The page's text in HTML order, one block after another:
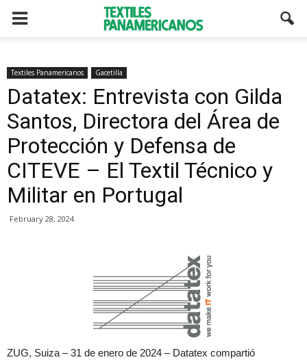
Textiles Panamericanos Gacetilla
Datatex: Entrevista con Gilda
Santos, Directora del Área de
Protección y Defensa de
CITEVE – El Textil Técnico y
Militar en Portugal
February 28, 2024
ZUG, Suiza – 31 de enero de 2024 – Datatex compartió